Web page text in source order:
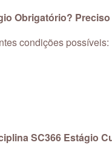
Obrigatório?
condições possíveis:
SC366 Estágio